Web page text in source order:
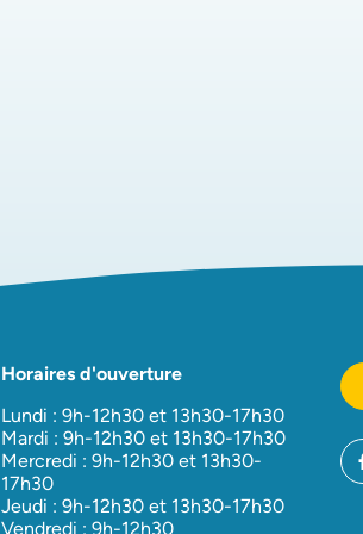
Horaires d'ouverture
Lundi : 9h-12h30 et 13h30-17h30
Mardi : 9h-12h30 et 13h30-17h30
Mercredi : 9h-12h30 et 13h30-
17h30
Jeudi : 9h-12h30 et 13h30-17h30
Vendredi : 9h-12h30